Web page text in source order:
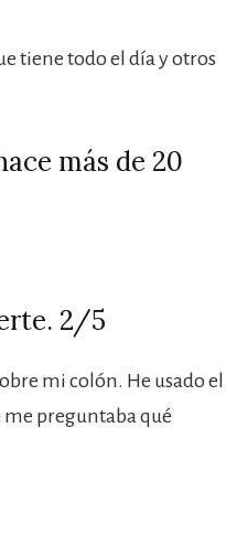
tiene todo el día y otros
más de 20
2/5
mi colón. He usado el
me preguntaba qué